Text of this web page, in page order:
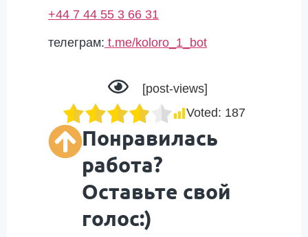
+44 7 44 55 3 66 31
телеграм: t.me/koloro_1_bot
[post-views]
Voted: 187
Понравилась
работа?
Оставьте свой
голос:)